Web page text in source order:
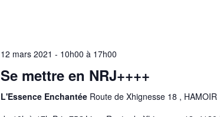
12 mars 2021 - 10h00 à 17h00
Se mettre en NRJ++++
L'Essence Enchantée Route de Xhignesse 18 , HAMOIR